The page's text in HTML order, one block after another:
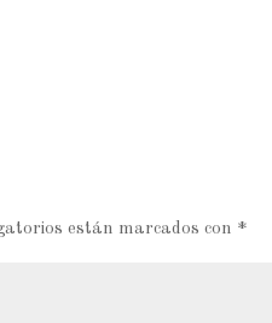
están marcados con *